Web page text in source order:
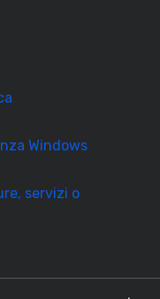
Windows
servizi o